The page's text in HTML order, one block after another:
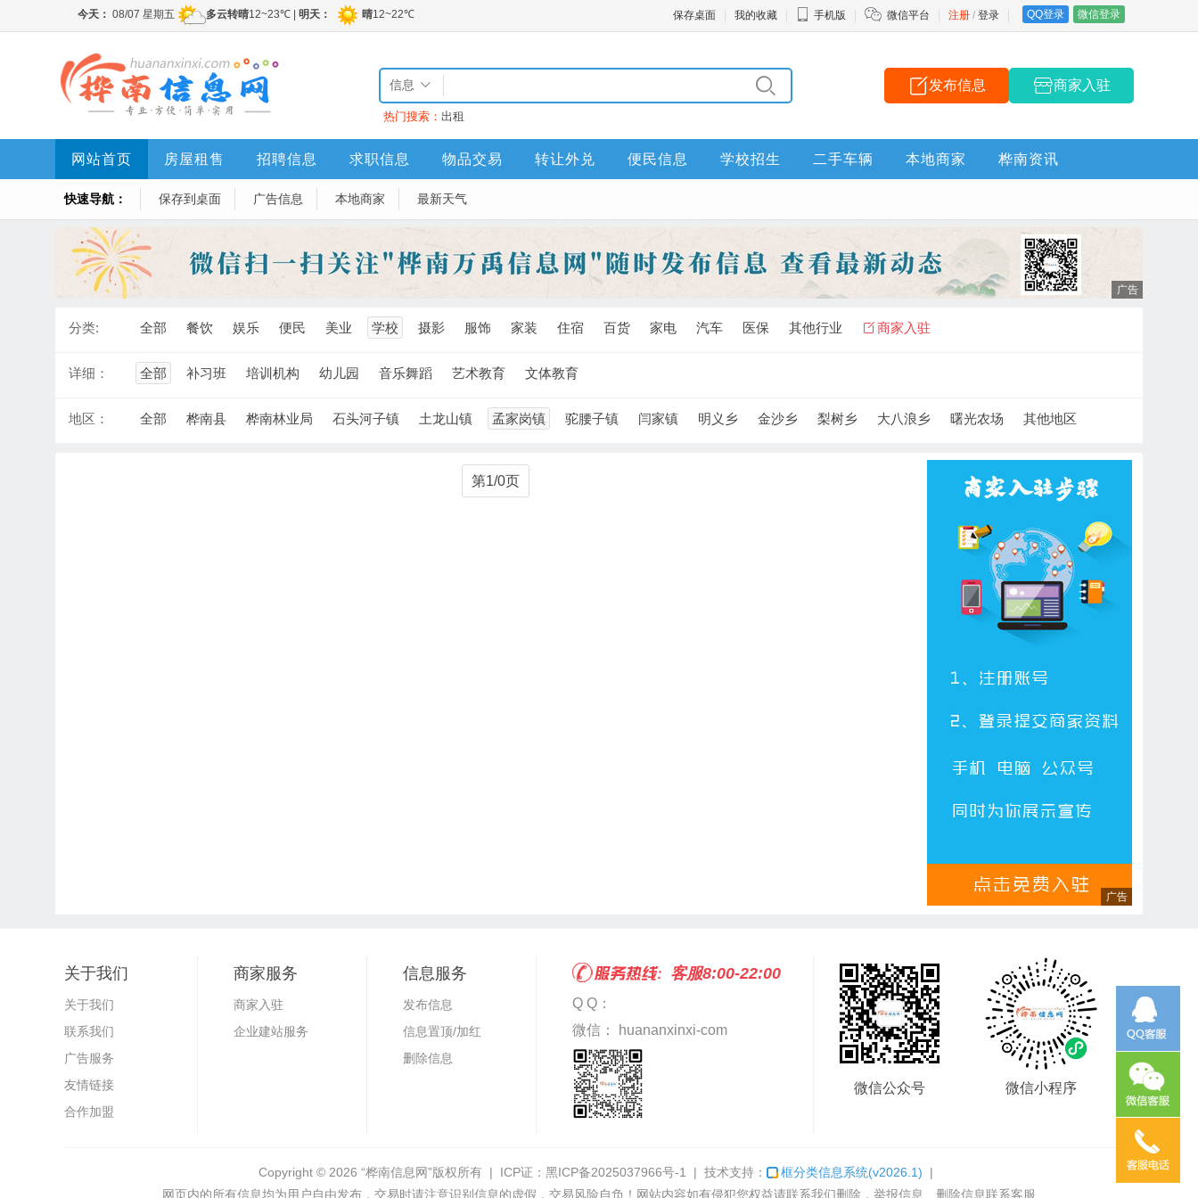
注册 / 登录 QQ登录 微信登录
保存桌面 我的收藏 手机版 微信平台
信息
热门搜索： 出租
发布信息 商家入驻
网站首页 房屋租售 招聘信息 求职信息 物品交易 转让外兑 便民信息 学校招生 二手车辆 本地商家 桦南资讯
快速导航： 保存到桌面 广告信息 本地商家 最新天气
分类: 全部 餐饮 娱乐 便民 美业 学校 摄影 服饰 家装 住宿 百货 家电 汽车 医保 其他行业 商家入驻
详细： 全部 补习班 培训机构 幼儿园 音乐舞蹈 艺术教育 文体教育
地区： 全部 桦南县 桦南林业局 石头河子镇 土龙山镇 孟家岗镇 驼腰子镇 闫家镇 明义乡 金沙乡 梨树乡 大八浪乡 曙光农场 其他地区
第1/0页
关于我们
关于我们
联系我们
广告服务
友情链接
合作加盟
商家服务
商家入驻
企业建站服务
信息服务
发布信息
信息置顶/加红
删除信息
客服8:00-22:00
Q Q：
微信： huananxinxi-com
微信公众号 微信小程序
Copyright © 2026 “桦南信息网”版权所有 | ICP证： 黑ICP备2025037966号-1 | 技术支持： 框分类信息系统(v2026.1) |
网页内的所有信息均为用户自由发布，交易时请注意识别信息的虚假，交易风险自负！网站内容如有侵犯您权益请联系我们删除，举报信息、删除信息联系客服